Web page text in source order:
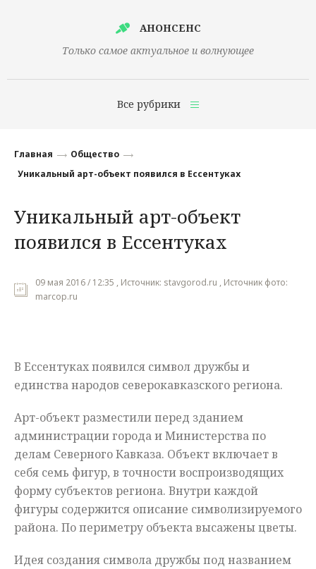
АНОНСЕНС
Только самое актуальное и волнующее
Все рубрики
Финансы
Наука
Культура
Общество
Происшествия
Главная
Общество
Уникальный арт-объект появился в Ессентуках
Уникальный арт-объект
появился в Ессентуках
09 мая 2016 / 12:35 , Источник: stavgorod.ru , Источник фото:
marcop.ru
В Ессентуках появился символ дружбы и
единства народов северокавказскогорегиона.
Арт-объектразместили перед зданием
администрации города и Министерства по
делам Северного Кавказа. Объект включает в
себя семь фигур, в точности воспроизводящих
форму субъектов региона. Внутри каждой
фигуры содержится описание символизируемого
района. По периметру объекта высажены цветы.
Идея создания символа дружбы под названием